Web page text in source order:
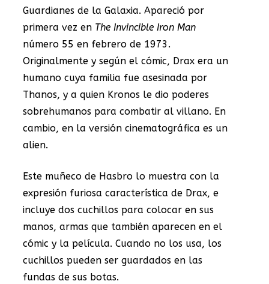
Guardianes de la Galaxia. Apareció por
primera vez en The Invincible Iron Man
número 55 en febrero de 1973.
Originalmente y según el cómic, Drax era un
humano cuya familia fue asesinada por
Thanos, y a quien Kronos le dio poderes
sobrehumanos para combatir al villano. En
cambio, en la versión cinematográfica es un
alien.
Este muñeco de Hasbro lo muestra con la
expresión furiosa característica de Drax, e
incluye dos cuchillos para colocar en sus
manos, armas que también aparecen en el
cómic y la película. Cuando no los usa, los
cuchillos pueden ser guardados en las
fundas de sus botas.